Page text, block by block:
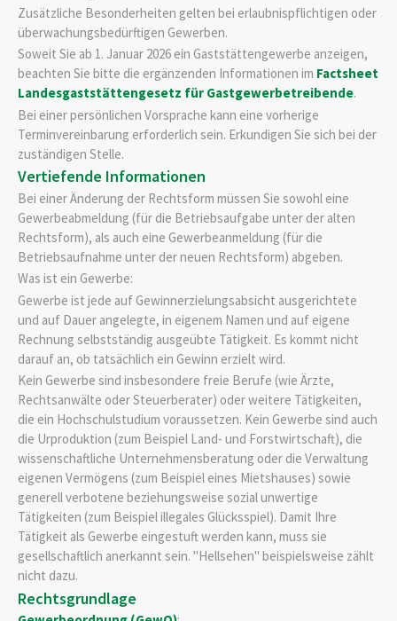
Zusätzliche Besonderheiten gelten bei erlaubnispflichtigen oder
überwachungsbedürftigen Gewerben.
Soweit Sie ab 1. Januar 2026 ein Gaststättengewerbe anzeigen,
beachten Sie bitte die ergänzenden Informationen im Factsheet
Landesgaststättengesetz für Gastgewerbetreibende.
Bei einer persönlichen Vorsprache kann eine vorherige
Terminvereinbarung erforderlich sein. Erkundigen Sie sich bei der
zuständigen Stelle.
Vertiefende Informationen
Bei einer Änderung der Rechtsform müssen Sie sowohl eine
Gewerbeabmeldung (für die Betriebsaufgabe unter der alten
Rechtsform), als auch eine Gewerbeanmeldung (für die
Betriebsaufnahme unter der neuen Rechtsform) abgeben.
Was ist ein Gewerbe:
Gewerbe ist jede auf Gewinnerzielungsabsicht ausgerichtete
und auf Dauer angelegte, in eigenem Namen und auf eigene
Rechnung selbstständig ausgeübte Tätigkeit. Es kommt nicht
darauf an, ob tatsächlich ein Gewinn erzielt wird.
Kein Gewerbe sind insbesondere freie Berufe (wie Ärzte,
Rechtsanwälte oder Steuerberater) oder weitere Tätigkeiten,
die ein Hochschulstudium voraussetzen. Kein Gewerbe sind auch
die Urproduktion (zum Beispiel Land- und Forstwirtschaft), die
wissenschaftliche Unternehmensberatung oder die Verwaltung
eigenen Vermögens (zum Beispiel eines Mietshauses) sowie
generell verbotene beziehungsweise sozial unwertige
Tätigkeiten (zum Beispiel illegales Glücksspiel). Damit Ihre
Tätigkeit als Gewerbe eingestuft werden kann, muss sie
gesellschaftlich anerkannt sein. "Hellsehen" beispielsweise zählt
nicht dazu.
Rechtsgrundlage